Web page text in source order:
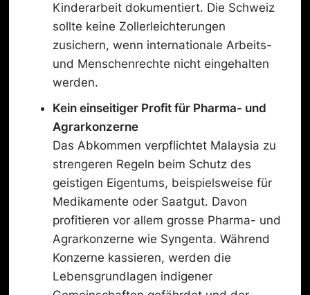
Kinderarbeit dokumentiert. Die Schweiz
sollte keine Zollerleichterungen
zusichern, wenn internationale Arbeits-
und Menschenrechte nicht eingehalten
werden.
Kein einseitiger Profit für Pharma- und
Agrarkonzerne
Das Abkommen verpflichtet Malaysia zu
strengeren Regeln beim Schutz des
geistigen Eigentums, beispielsweise für
Medikamente oder Saatgut. Davon
profitieren vor allem grosse Pharma- und
Agrarkonzerne wie Syngenta. Während
Konzerne kassieren, werden die
Lebensgrundlagen indigener